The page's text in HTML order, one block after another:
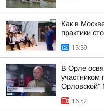
Как в
практики
13:39
В Орле
участником
16:52